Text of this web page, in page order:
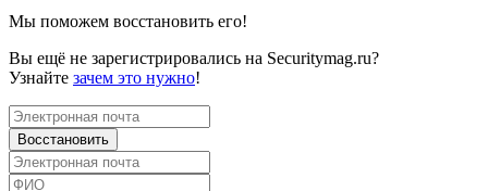
Мы поможем восстановить его!
Вы ещё не зарегистрировались на Securitymag.ru?
Узнайте зачем это нужно!